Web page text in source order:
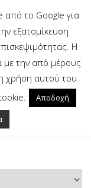
από το Google για
εξατομίκευση
Η
με την από μέρους
χρήση αυτού του
Αποδοχή